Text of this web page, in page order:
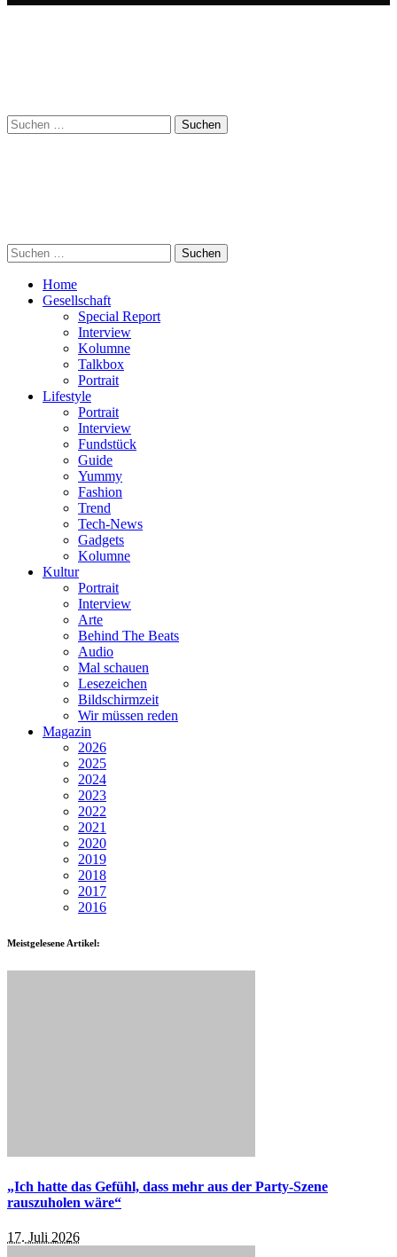
Suchen
nach:
Suchen
nach:
Home
Gesellschaft
Special Report
Interview
Kolumne
Talkbox
Portrait
Lifestyle
Portrait
Interview
Fundstück
Guide
Yummy
Fashion
Trend
Tech-News
Gadgets
Kolumne
Kultur
Portrait
Interview
Arte
Behind The Beats
Audio
Mal schauen
Lesezeichen
Bildschirmzeit
Wir müssen reden
Magazin
2026
2025
2024
2023
2022
2021
2020
2019
2018
2017
2016
Meistgelesene Artikel:
„Ich hatte das Gefühl, dass mehr aus der Party-Szene
rauszuholen wäre“
17. Juli 2026